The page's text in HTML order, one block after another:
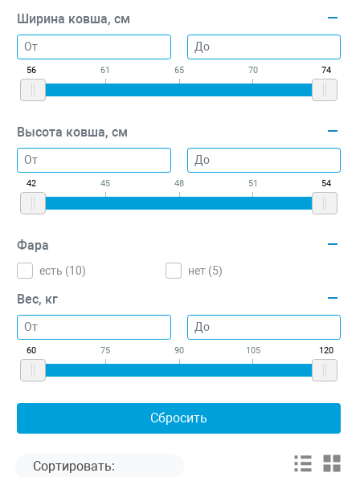
Ширина ковша, см
56 61 65 70 74
Высота ковша, см
42 45 48 51 54
Фара
есть (10) нет (5)
Вес, кг
60 75 90 105 120